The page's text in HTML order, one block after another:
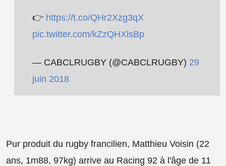
👉 https://t.co/QHr2Xzg3qX
pic.twitter.com/kZzQHXlsBp
— CABCLRUGBY (@CABCLRUGBY) 29
juin 2018
Pur produit du rugby francilien, Matthieu Voisin (22
ans, 1m88, 97kg) arrive au Racing 92 à l'âge de 11